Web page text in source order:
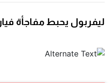
ليفربول يحبط مفاجأة